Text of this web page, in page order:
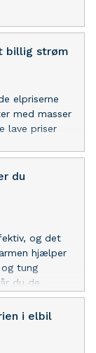
billig strøm
elpriserne
med masser
lave priser
du
og det
hjælper
tung
du de
i elbil